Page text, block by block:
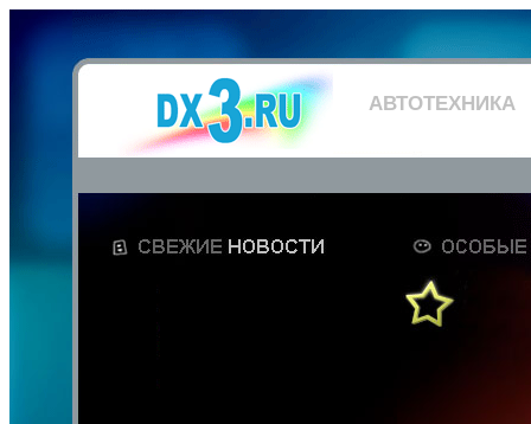
АВТОТЕХНИКА